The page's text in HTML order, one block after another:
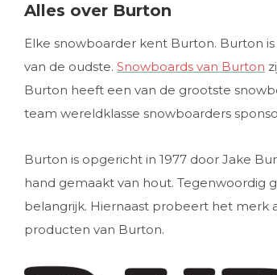
Alles over Burton
Elke snowboarder kent Burton. Burton
van de oudste. Snowboards van Burton
Burton heeft een van de grootste
team wereldklasse snowboarders
Burton is opgericht in 1977 door Jake
hand gemaakt van hout. Tegenwoordig
belangrijk. Hiernaast probeert het merk
producten van Burton.